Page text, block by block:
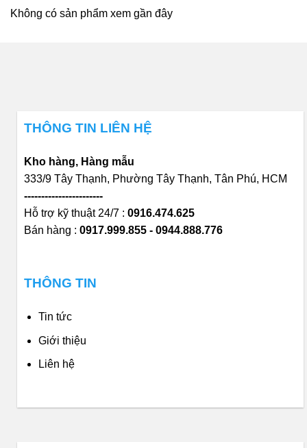
Không có sản phẩm xem gần đây
THÔNG TIN LIÊN HỆ
Kho hàng, Hàng mẫu
333/9 Tây Thạnh, Phường Tây Thạnh, Tân Phú, HCM
-----------------------
Hỗ trợ kỹ thuật 24/7 : 0916.474.625
Bán hàng : 0917.999.855 - 0944.888.776
THÔNG TIN
Tin tức
Giới thiệu
Liên hệ